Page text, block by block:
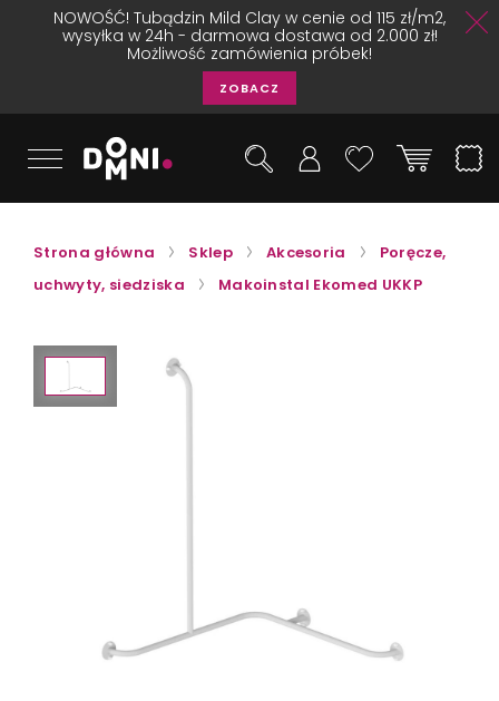
NOWOŚĆ! Tubądzin Mild Clay w cenie od 115 zł/m2,
wysyłka w 24h - darmowa dostawa od 2.000 zł!
Możliwość zamówienia próbek!
ZOBACZ
Strona główna Sklep Akcesoria
Poręcze,
uchwyty, siedziska
Makoinstal Ekomed UKKP